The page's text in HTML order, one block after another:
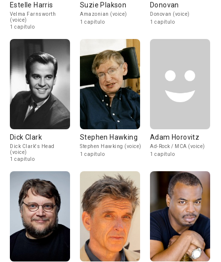
Estelle Harris
Velma Farnsworth
(voice)
1 capítulo
Suzie Plakson
Amazonian (voice)
1 capítulo
Donovan
Donovan (voice)
1 capítulo
Dick Clark
Dick Clark's Head
(voice)
1 capítulo
Stephen Hawking
Stephen Hawking (voice)
1 capítulo
Adam Horovitz
Ad-Rock / MCA (voice)
1 capítulo